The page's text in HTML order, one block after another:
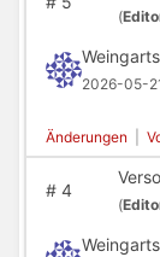
(
2026-05-
Änderungen
#4
(